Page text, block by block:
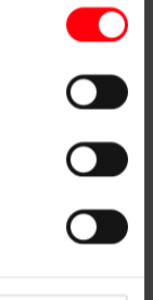
voor-
te nemen